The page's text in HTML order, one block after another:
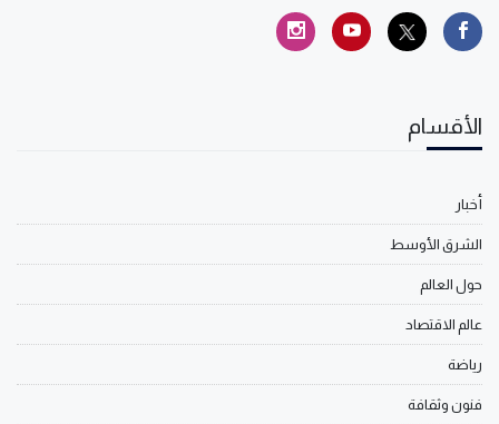
الأقسام
أخبار
الشرق الأوسط
حول العالم
عالم الاقتصاد
رياضة
فنون وثقافة